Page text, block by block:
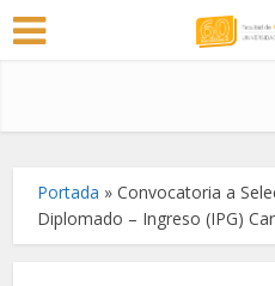
Portada »Convocatoria a
Diplomado – Ingreso (IPG)